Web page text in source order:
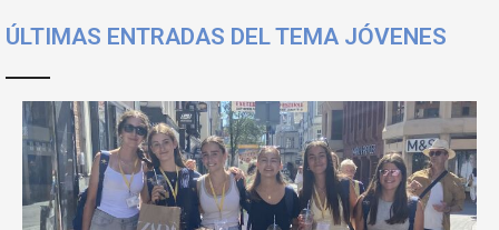
ÚLTIMAS ENTRADAS DEL TEMA JÓVENES